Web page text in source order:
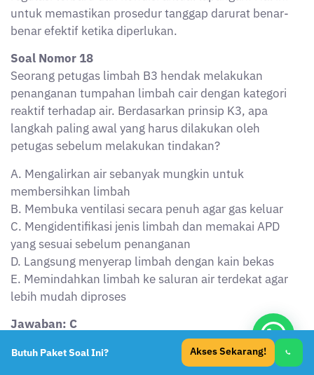
lebih mudah diproses
Jawaban: C
Pembahasan:
Untuk limbah reaktif terhadap air, langkah pertama
adalah identifikasi jenis limbah dan pemakaian APD
yang sesuai untuk mencegah paparan. Menggunakan
air justru berbahaya karena bisa memicu reaksi kimia.
Langkah lain dilakukan setelah identifikasi dan
Soal Nomor 19
Dalam implementasi prinsip polluter pays principle
(PPP) pada pengelolaan limbah B3, siapa yang
bertanggung jawab secara hukum dan finansial atas
dampak yang ditimbulkan oleh limbah B3?
A. Pemerintah daerah setempat
B. Pihak pengangkut limbah B3
C. Pihak pengolah limbah B3
E. Instansi pengawas lingkungan
Butuh Paket Soal Ini? Akses Sekarang!